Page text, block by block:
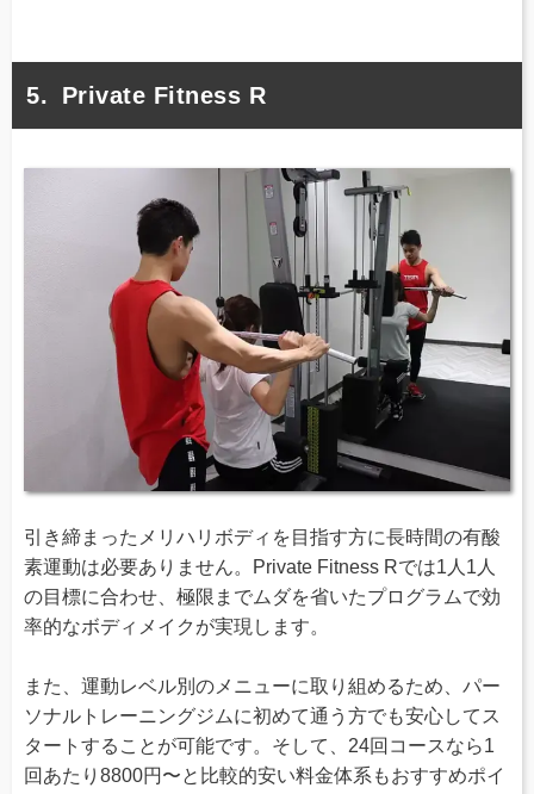
Private Fitness R
引き締まったメリハリボディを目指す方に長時間の有酸
素運動は必要ありません。Private Fitness Rでは1人1人
の目標に合わせ、極限までムダを省いたプログラムで効
率的なボディメイクが実現します。
また、運動レベル別のメニューに取り組めるため、パー
ソナルトレーニングジムに初めて通う方でも安心してス
タートすることが可能です。そして、24回コースなら1
回あたり8800円〜と比較的安い料金体系もおすすめポイ